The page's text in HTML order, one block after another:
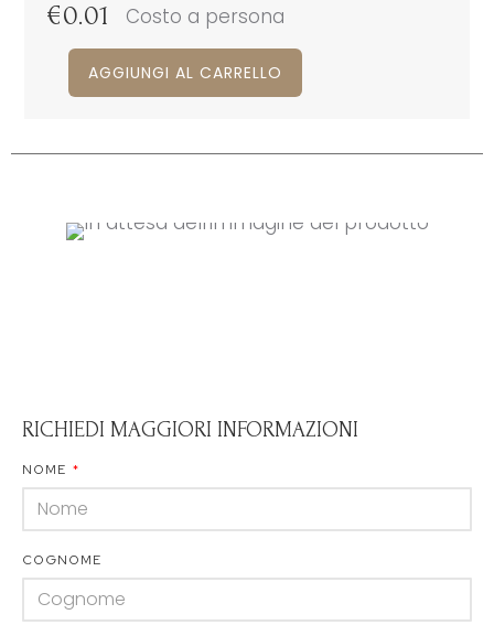
€0.01 Costo a persona
AGGIUNGI AL CARRELLO
RICHIEDI MAGGIORI INFORMAZIONI
NOME
COGNOME